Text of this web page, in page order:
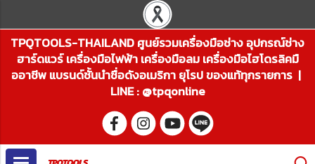
TPQTOOLS-THAILAND ศูนย์รวมเครื่องมือช่าง อุปกรณ์ช่าง
ฮาร์ดแวร์ เครื่องมือไฟฟ้า เครื่องมือลม เครื่องมือไฮโดรลิคมื
ออาชีพ แบรนด์ชั้นนำชื่อดังอเมริกา ยุโรป ของแท้ทุกรายการ |
LINE : @tpqonline